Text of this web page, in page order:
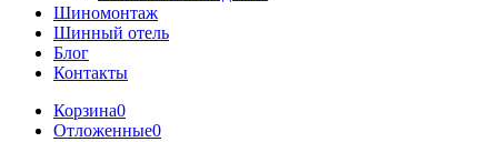
Шиномонтаж
Шинный отель
Блог
Контакты
Корзина0
Отложенные0